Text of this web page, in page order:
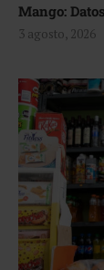
Mango:
3 agosto, 2026